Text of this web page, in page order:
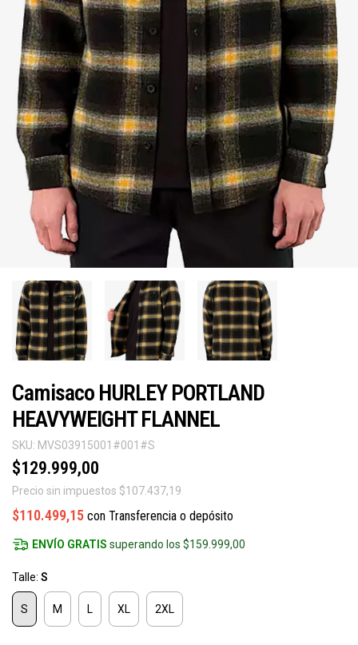
Camisaco HURLEY PORTLAND
HEAVYWEIGHT FLANNEL
SKU: MVS03915001#001#S
$129.999,00
Precio sin impuestos $107.437,19
$110.499,15 con Transferencia o depósito
ENVÍO GRATIS superando los$159.999,00
Talle: S
S M L XL 2XL